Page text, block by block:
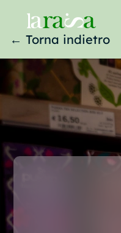
← Torna indietro